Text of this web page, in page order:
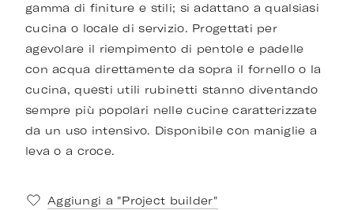
gamma di finiture e stili; si adattano a qualsiasi
cucina o locale di servizio. Progettati per
agevolare il riempimento di pentole e padelle
con acqua direttamente da sopra il fornello o la
cucina, questi utili rubinetti stanno diventando
sempre più popolari nelle cucine caratterizzate
da un uso intensivo. Disponibile con maniglie a
leva o a croce.
Aggiungi a "Project builder"